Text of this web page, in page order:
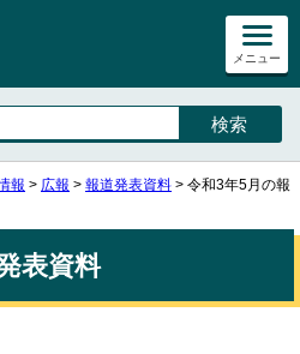
メニュー
報 > 広報 > 報道発表資料 > 令和3年5月の報
表資料